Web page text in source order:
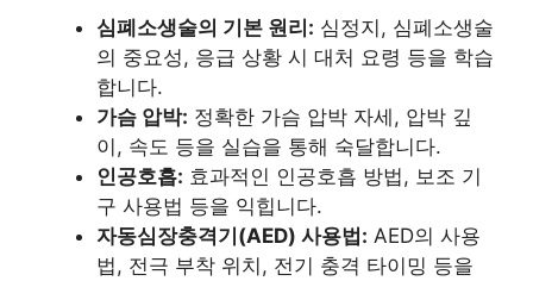
심폐소생술의 기본 원리: 심정지, 심폐소생술
의 중요성, 응급 상황 시 대처 요령 등을 학습
합니다.
가슴 압박: 정확한 가슴 압박 자세, 압박 깊
이, 속도 등을 실습을 통해 숙달합니다.
인공호흡: 효과적인 인공호흡 방법, 보조 기
구 사용법 등을 익힙니다.
자동심장충격기(AED) 사용법: AED의 사용
법, 전극 부착 위치, 전기 충격 타이밍 등을